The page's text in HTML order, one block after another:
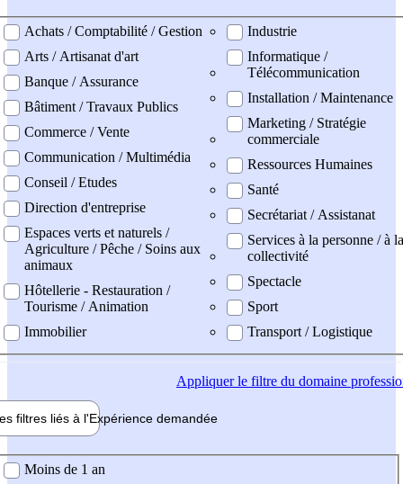
professionel
Achats / Comptabilité / Gestion
Arts / Artisanat d'art
Banque / Assurance
Bâtiment / Travaux Publics
Commerce / Vente
Communication / Multimédia
Conseil / Etudes
Direction d'entreprise
Espaces verts et naturels /
Agriculture / Pêche / Soins aux
animaux
Hôtellerie - Restauration /
Tourisme / Animation
Immobilier
Industrie
Informatique /
Télécommunication
Installation / Maintenance
Marketing / Stratégie
commerciale
Ressources Humaines
Santé
Secrétariat / Assistanat
Services à la personne / à la
collectivité
Spectacle
Sport
Transport / Logistique
Appliquerle filtre du domaine
filtres liés à l'Expérience demandée
demandée
Moins de 1 an